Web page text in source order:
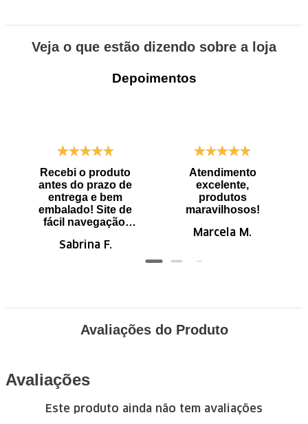
Veja o que estão dizendo sobre a loja
Depoimentos
Recebi o produto
antes do prazo de
entrega e bem
embalado! Site de
fácil navegação.
Sabrina F.
Atendimento
excelente,
produtos
maravilhosos!
Marcela M.
Avaliações do Produto
Avaliações
Este produto ainda não tem avaliações